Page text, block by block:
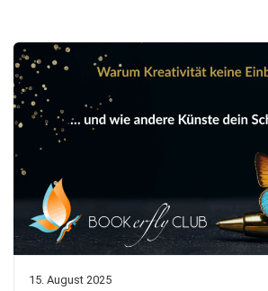
15. August 2025